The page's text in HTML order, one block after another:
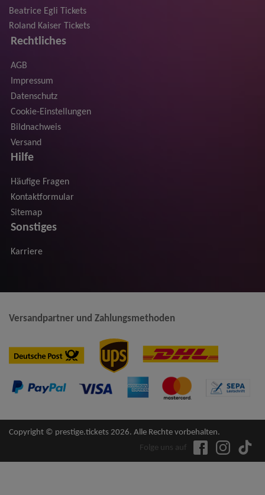
Beatrice Egli Tickets
Roland Kaiser Tickets
Rechtliches
AGB
Impressum
Datenschutz
Cookie-Einstellungen
Bildnachweis
Versand
Hilfe
Häufige Fragen
Kontaktformular
Sitemap
Sonstiges
Karriere
Versandpartner und Zahlungsmethoden
Copyright © prestige.tickets 2026. Alle Rechte vorbehalten.
Folge uns auf